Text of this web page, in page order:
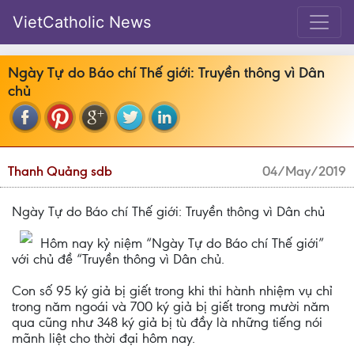
VietCatholic News
Ngày Tự do Báo chí Thế giới: Truyền thông vì Dân
chủ
Thanh Quảng sdb 04/May/2019
Ngày Tự do Báo chí Thế giới: Truyền thông vì Dân chủ
Hôm nay kỷ niệm “Ngày Tự do Báo chí Thế giới”
với chủ đề “Truyền thông vì Dân chủ.
Con số 95 ký giả bị giết trong khi thi hành nhiệm vụ chỉ
trong năm ngoái và 700 ký giả bị giết trong mười năm
qua cũng như 348 ký giả bị tù đầy là những tiếng nói
mãnh liệt cho thời đại hôm nay.